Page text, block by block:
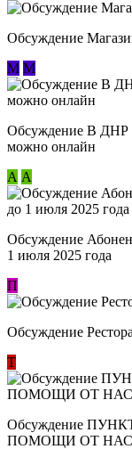
Обсуждение
М М
Обсуждение В ДНР
можно онлайн
А А
Обсуждение
1 июля 2025 года
П
Обсуждение
Т
Обсуждение
ПОМОЩИ ОТ